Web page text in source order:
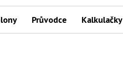
Průvodce Kalkulačky